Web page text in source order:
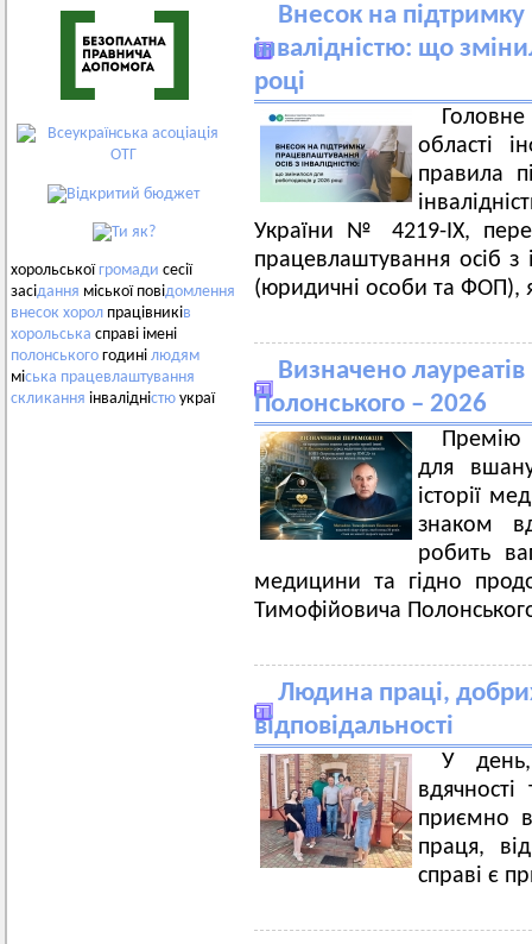
хорольськоїгромади сесії
засідання міської повідомлення
внесок хорол працівників
хорольська справі імені
полонського годині людям
міська працевлаштування
скликання інвалідністю украї
Внесок на
інвалідністю: що
році
області
правила
України № 4219-ІХ,
працевлаштування осіб з
(юридичні особи та ФОП),
Визначено
Полонського – 2026
Премію
для
історії
знаком
робить
медицини та гідно
Тимофійовича
Людина праці,
відповідальності
У
приємно
праця,
справі є